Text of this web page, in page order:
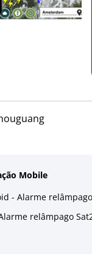
Mobile
- Alarme
relâmpago